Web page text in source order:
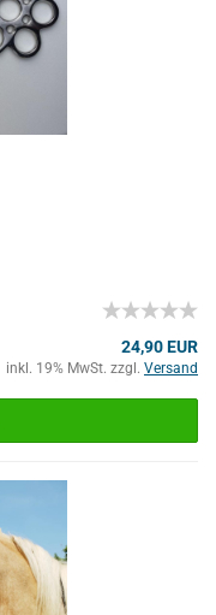
24,90 EUR
inkl. 19% MwSt. zzgl. Versand